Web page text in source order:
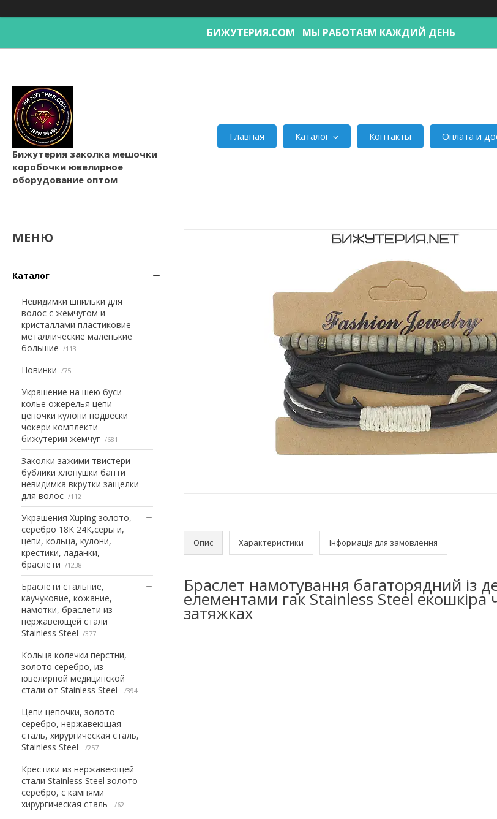
БИЖУТЕРИЯ.COM МЫ РАБОТАЕМ КАЖДИЙ ДЕНЬ
Бижутерия заколка мешочки
коробочки ювелирное
оборудование оптом
Главная Каталог Контакты Оплата и
Каталог
Невидимки шпильки для
волос с жемчугом и
кристаллами пластиковие
металлические маленькие
большие
113
Новинки 75
Украшение на шею буси
колье ожерелья цепи
цепочки кулони подвески
чокери комплекти
бижутерии жемчуг
681
Заколки зажими твистери
бублики хлопушки банти
невидимка вкрутки защелки
для волос
112
Украшения Xuping золото,
серебро 18К 24К,серьги,
цепи, кольца, кулони,
крестики, ладанки,
браслети
1238
Браслети стальние,
каучуковие, кожание,
намотки, браслети из
нержавеющей стали
Stainless Steel
377
Кольца колечки перстни,
золото серебро, из
ювелирной медицинской
стали от Stainless Steel
394
Цепи цепочки, золото
серебро, нержавеющая
сталь, хирургическая сталь,
Stainless Steel
257
Крестики из нержавеющей
стали Stainless Steel золото
серебро, с камнями
хирургическая сталь
62
Опис Характеристики Інформація для замовлення
Браслет намотування багаторядний із
елементами гак Stainless Steel екошкіра
затяжках